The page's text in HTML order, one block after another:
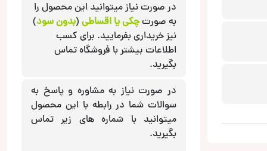
در صورت نیاز میتوانید این محصول را
به صورتچکی یا اقساطی (بدون سود)
نیز خریداری بفرمایید. برای کسب
اطلاعات بیشتر با فروشگاه تماس
بگیرید.
در صورت نیاز به مشاوره و پاسخ به
سوالات شما در رابطه با این محصول
میتوانید با شماره های زیر تماس
بگیرید.